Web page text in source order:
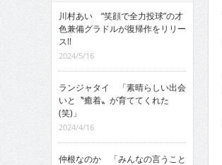
川村あい “笑顔で全力投球”の才
色兼備グラドルが復帰作をリリー
ス!!
2024/5/16
ランジャタイ 「素晴らしい出会
いと〝癒着〟が育ててくれた
(笑)」
2024/4/16
仲根なのか 「みんなの言うこと